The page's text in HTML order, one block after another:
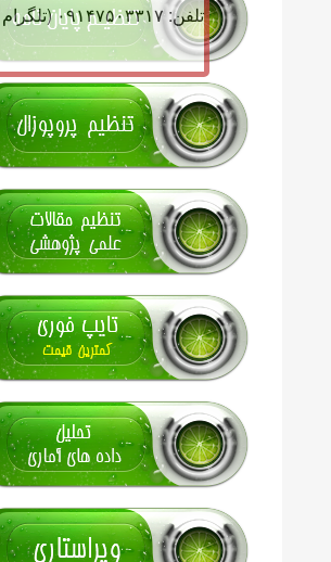
تلفن: ۰۹۱۴۷۵۰۳۳۱۷ (تلگرام یا تماس)